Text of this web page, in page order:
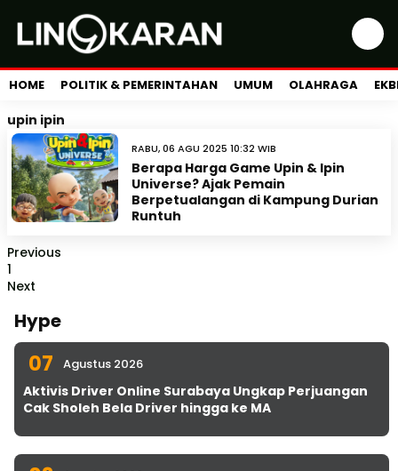
HOME POLITIK & PEMERINTAHAN UMUM OLAHRAGA
upin ipin
RABU, 06 AGU 2025 10:32 WIB
Berapa Harga Game Upin & Ipin
Universe? Ajak Pemain
Berpetualangan di Kampung Durian
Runtuh
Previous
1
Next
Hype
07 Agustus 2026
Aktivis Driver Online Surabaya Ungkap Perjuangan
Cak Sholeh Bela Driver hingga ke MA